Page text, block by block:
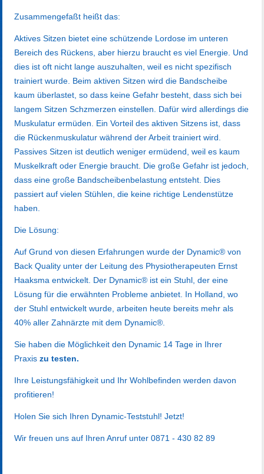
Zusammengefaßt heißt das:
Aktives Sitzen bietet eine schützende Lordose im unteren
Bereich des Rückens, aber hierzu braucht es viel Energie. Und
dies ist oft nicht lange auszuhalten, weil es nicht spezifisch
trainiert wurde. Beim aktiven Sitzen wird die Bandscheibe
kaum überlastet, so dass keine Gefahr besteht, dass sich bei
langem Sitzen Schzmerzen einstellen. Dafür wird allerdings die
Muskulatur ermüden. Ein Vorteil des aktiven Sitzens ist, dass
die Rückenmuskulatur während der Arbeit trainiert wird.
Passives Sitzen ist deutlich weniger ermüdend, weil es kaum
Muskelkraft oder Energie braucht. Die große Gefahr ist jedoch,
dass eine große Bandscheibenbelastung entsteht. Dies
passiert auf vielen Stühlen, die keine richtige Lendenstütze
haben.
Die Lösung:
Auf Grund von diesen Erfahrungen wurde der Dynamic® von
Back Quality unter der Leitung des Physiotherapeuten Ernst
Haaksma entwickelt. Der Dynamic® ist ein Stuhl, der eine
Lösung für die erwähnten Probleme anbietet. In Holland, wo
der Stuhl entwickelt wurde, arbeiten heute bereits mehr als
40% aller Zahnärzte mit dem Dynamic®.
Sie haben die Möglichkeit den Dynamic 14 Tage in Ihrer
Praxiszu testen.
Ihre Leistungsfähigkeit und Ihr Wohlbefinden werden davon
profitieren!
Holen Sie sich Ihren Dynamic-Teststuhl! Jetzt!
Wir freuen uns auf Ihren Anruf unter 0871 - 430 82 89